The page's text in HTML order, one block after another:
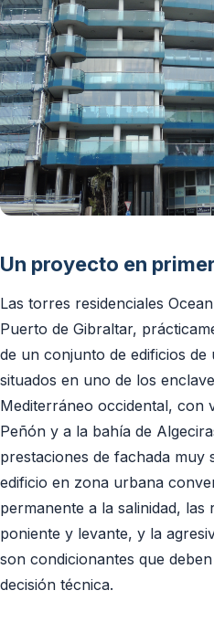
Un proyecto en
Las torres residenciales
Puerto de Gibraltar,
de un conjunto de edificios de
situados en uno de los
Mediterráneo occidental, con
Peñón y a la bahía de
prestaciones de fachada muy
edificio en zona urbana
permanente a la salinidad, las
poniente y levante, y la
son condicionantes que
decisión técnica.